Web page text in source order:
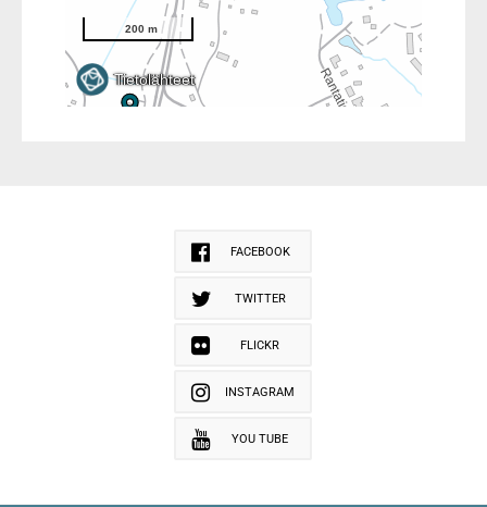
FACEBOOK
TWITTER
FLICKR
INSTAGRAM
YOU TUBE